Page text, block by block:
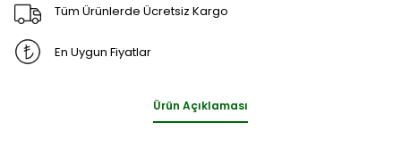
Tüm Ürünlerde Ücretsiz Kargo
En Uygun Fiyatlar
Ürün Açıklaması